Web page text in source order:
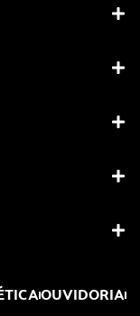
OUVIDORIA